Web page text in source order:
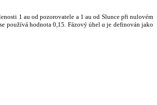
1 au od pozorovatele a 1 au od Slunce při nulovém
používá hodnota 0,15. Fázový úhelα je definován jako